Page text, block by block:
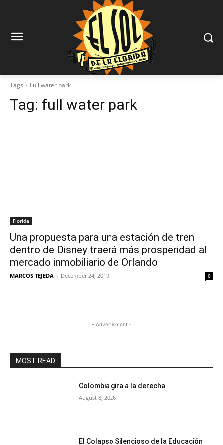
Tags Full water park
Tag: full water park
Florida
Una propuesta para una estación de tren
dentro de Disney traerá más prosperidad al
mercado inmobiliario de Orlando
MARCOS TEJEDA - December 24, 2019 0
- Advertisment -
MOST READ
Colombia gira a la derecha
August 8, 2026
El Colapso Silencioso de la Educación